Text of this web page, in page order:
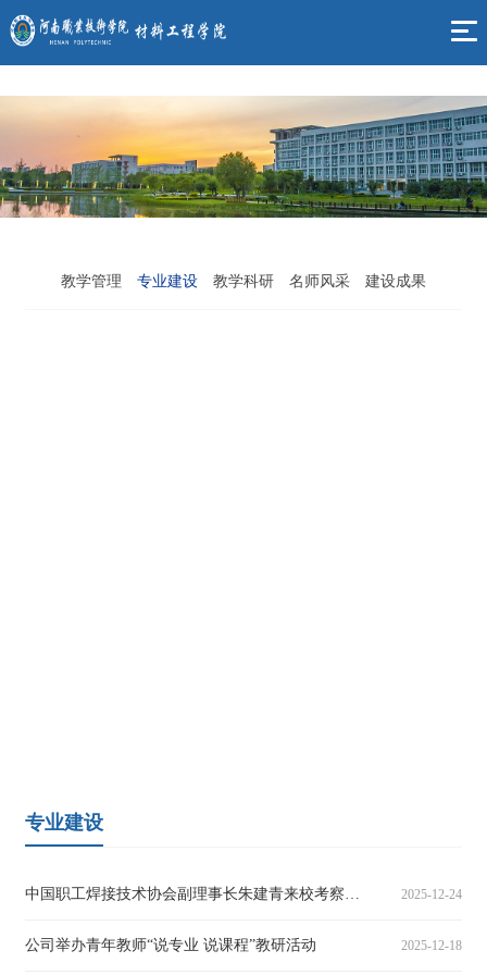
yl6809永利(集团)有限公司官网
教学管理 专业建设 教学科研 名师风采 建设成果
专业建设
中国职工焊接技术协会副理事长朱建青来校考察交流 2025-12-24
公司举办青年教师“说专业 说课程”教研活动 2025-12-18